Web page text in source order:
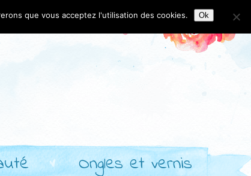
Ongles et vernis
que vous acceptez l'utilisation des cookies. Ok